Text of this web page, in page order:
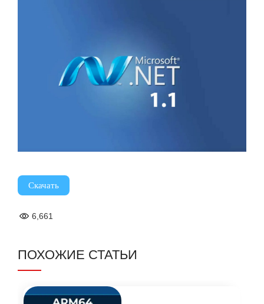
Скачать
6,661
ПОХОЖИЕ СТАТЬИ